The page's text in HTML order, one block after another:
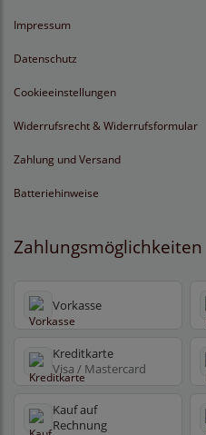
Impressum
Datenschutz
Cookieeinstellungen
Widerrufsrecht & Widerrufsformular
Zahlung und Versand
Batteriehinweise
Zahlungsmöglichkeiten
Vorkasse
Kreditkarte
Visa / Mastercard
Kauf auf
Rechnung